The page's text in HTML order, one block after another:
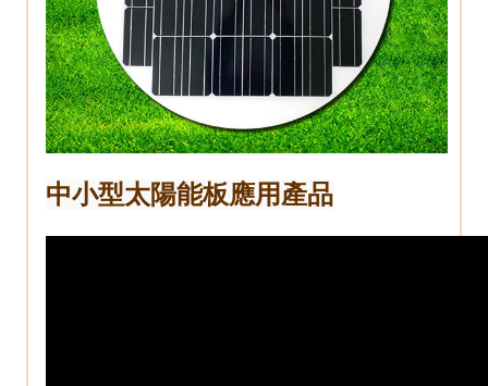
中小型太陽能板應用產品